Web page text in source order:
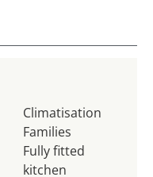
Climatisation
Families
Fully fitted
kitchen